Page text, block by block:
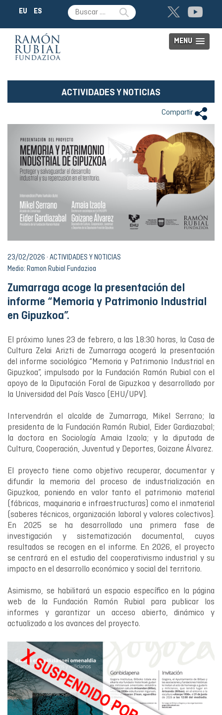
EU ES
MENU
ACTIVIDADES Y NOTICIAS
Compartir
23/02/2026 · ACTIVIDADES Y NOTICIAS
Medio: Ramon Rubial Fundazioa
Zumarraga acoge la presentación del
informe “Memoria y Patrimonio Industrial
en Gipuzkoa”.
El próximo lunes 23 de febrero, a las 18:30 horas, la Casa de
Cultura Zelai Arizti de Zumarraga acogerá la presentación
del informe sociológico “Memoria y Patrimonio Industrial en
Gipuzkoa”, impulsado por la Fundación Ramón Rubial con el
apoyo de la Diputación Foral de Gipuzkoa y desarrollado por
la Universidad del País Vasco (EHU/UPV).
Intervendrán el alcalde de Zumarraga, Mikel Serrano; la
presidenta de la Fundación Ramón Rubial, Eider Gardiazabal;
la doctora en Sociología Amaia Izaola; y la diputada de
Cultura, Cooperación, Juventud y Deportes, Goizane Álvarez.
El proyecto tiene como objetivo recuperar, documentar y
difundir la memoria del proceso de industrialización en
Gipuzkoa, poniendo en valor tanto el patrimonio material
(fábricas, maquinaria e infraestructuras) como el inmaterial
(saberes técnicos, organización laboral y valores colectivos).
En 2025 se ha desarrollado una primera fase de
investigación y sistematización documental, cuyos
resultados se recogen en el informe. En 2026, el proyecto
se centrará en el estudio del cooperativismo industrial y su
impacto en el desarrollo económico y social del territorio.
Asimismo, se habilitará un espacio específico en la página
web de la Fundación Ramón Rubial para publicar los
informes y garantizar un acceso abierto, dinámico y
actualizado a los avances del proyecto.